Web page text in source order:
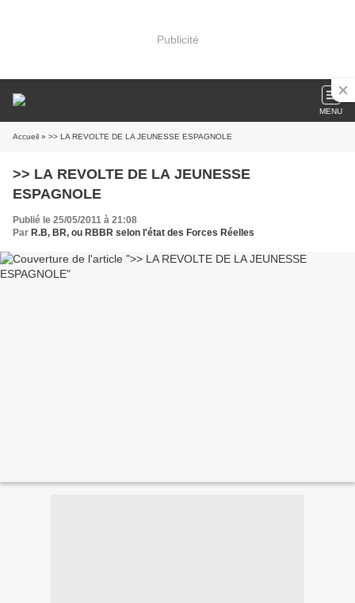
Publicité
MENU
Accueil
>> LA REVOLTE DE LA JEUNESSE
Publié le 25/05/2011 à 21:08
Par R.B, BR, ou RBBR selon l'état des Forces Réelles